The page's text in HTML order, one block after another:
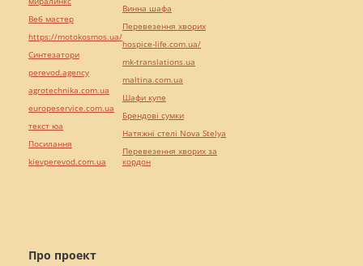
Про проект
Веб мастер
https://motokosmos.ua/
Синтезатори
perevod.agency
agrotechnika.com.ua
europeservice.com.ua
текст юа
Посилання
kievperevod.com.ua
Винна шафа
Перевезення хворих
hospice-life.com.ua/
mk-translations.ua
maltina.com.ua
Шафи купе
Брендові сумки
Натяжні стелі Nova Stelya
Перевезення хворих за
кордон